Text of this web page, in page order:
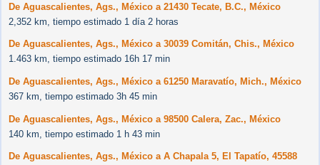
De Aguascalientes, Ags., México a 21430 Tecate, B.C., México
2,352 km, tiempo estimado 1 día 2 horas
De Aguascalientes, Ags., México a 30039 Comitán, Chis., México
1.463 km, tiempo estimado 16h 17 min
De Aguascalientes, Ags., México a 61250 Maravatío, Mich., México
367 km, tiempo estimado 3h 45 min
De Aguascalientes, Ags., México a 98500 Calera, Zac., México
140 km, tiempo estimado 1 h 43 min
De Aguascalientes, Ags., México a A Chapala 5, El Tapatío, 45588